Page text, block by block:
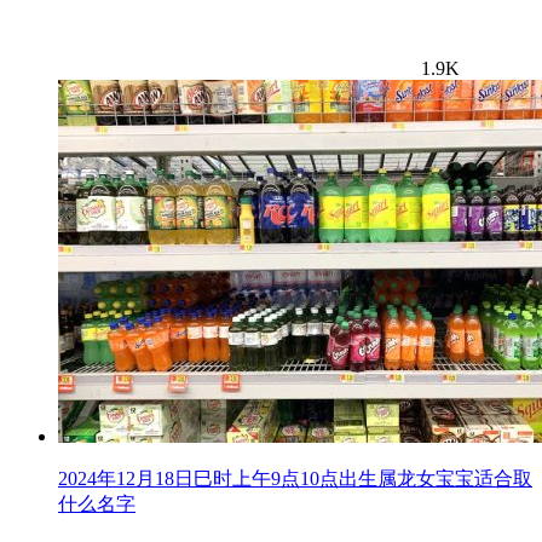
1.9K
2024年12月18日巳时上午9点10点出生属龙女宝宝适合取
什么名字